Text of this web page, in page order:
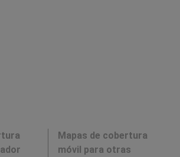
Mapas de cobertura
móvil para otras